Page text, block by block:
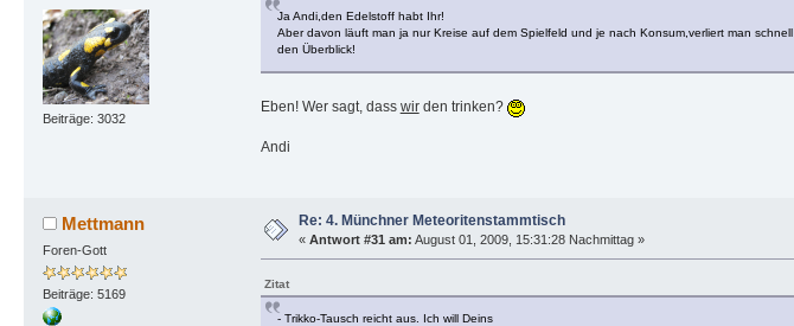
Beiträge: 3032
Ja Andi,den Edelstoff habt Ihr!
Aber davon läuft man ja nur Kreise auf dem Spielfeld und je nach Konsum,verliert man schnell
den Überblick!
Eben! Wer sagt, dass wirden trinken?
Andi
Mettmann
Foren-Gott
Beiträge: 5169
Re: 4. Münchner Meteoritenstammtisch
« Antwort #31 am: August 01, 2009, 15:31:28 Nachmittag »
Zitat
- Trikko-Tausch reicht aus. Ich will Deins